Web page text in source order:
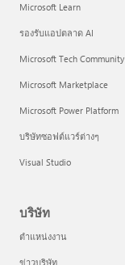
Microsoft Learn
รองรับแอปตลาด AI
Microsoft Tech Community
Microsoft Marketplace
Microsoft Power Platform
บริษัทซอฟต์แวร์ต่างๆ
Visual Studio
บริษัท
ตำแหน่งงาน
ข่าวบริษัท